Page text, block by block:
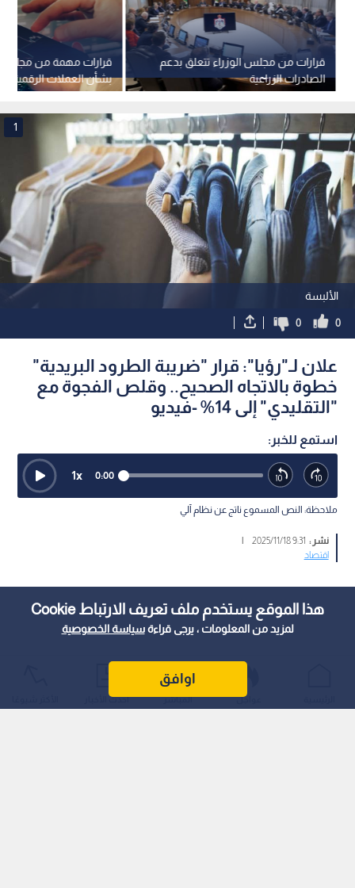
هذا الموقع يستخدم ملف تعريف الارتباط Cookie
لمزيد من المعلومات ، يرجى قراءةسياسة الخصوصية
اوافق
قرارات مهمة من مجلس
بشأن العملات الرقمية
التداول في الأردن
قرارات من مجلس الوزراء تتعلق بدعم
الصادرات الزراعية
الألبسة
1
0
0
علان لـ"رؤيا": قرار "ضريبة الطرود البريدية"
خطوة بالاتجاه الصحيح.. وقلص الفجوة مع
"التقليدي" إلى 14% -فيديو
استمع للخبر:
0:00
1x
ملاحظة: النص المسموع ناتج عن نظام آلي
نشر : 9:31 2025/11/18
|
اقتصاد
عواجل المباشر أحدث الأخبار